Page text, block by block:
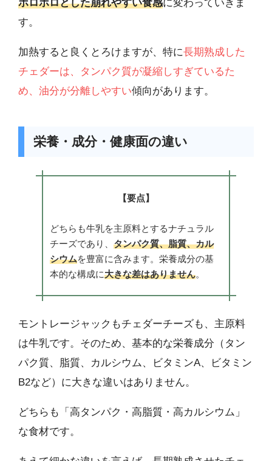
ホロホロとした崩れやすい食感に変わっていきま
す。
加熱すると良くとろけますが、特に長期熟成した
チェダーは、タンパク質が凝縮しすぎているた
め、油分が分離しやすい傾向があります。
栄養・成分・健康面の違い
【要点】
どちらも牛乳を主原料とするナチュラル
チーズであり、 タンパク質、脂質、カル
シウムを豊富に含みます。栄養成分の基
本的な構成に大きな差はありません。
モントレージャックもチェダーチーズも、主原料
は牛乳です。そのため、基本的な栄養成分（タン
パク質、脂質、カルシウム、ビタミンA、ビタミン
B2など）に大きな違いはありません。
どちらも「高タンパク・高脂質・高カルシウム」
な食材です。